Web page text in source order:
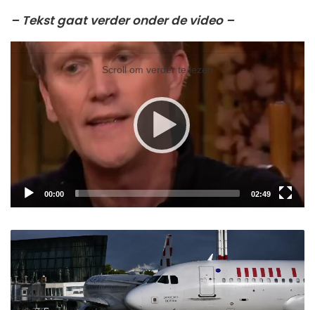
– Tekst gaat verder onder de video –
Video
Player
Scroll om verder te lezen
Current
00:00
Total
duration
02:49